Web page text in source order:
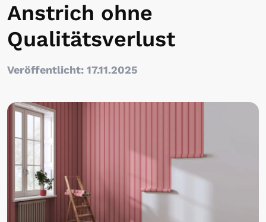
Anstrich ohne
Qualitätsverlust
Veröffentlicht: 17.11.2025